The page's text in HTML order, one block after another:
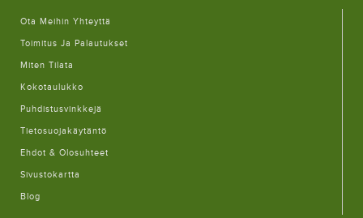
Ota Meihin Yhteyttä
Toimitus Ja Palautukset
Miten Tilata
Kokotaulukko
Puhdistusvinkkejä
Tietosuojakäytäntö
Ehdot & Olosuhteet
Sivustokartta
Blog